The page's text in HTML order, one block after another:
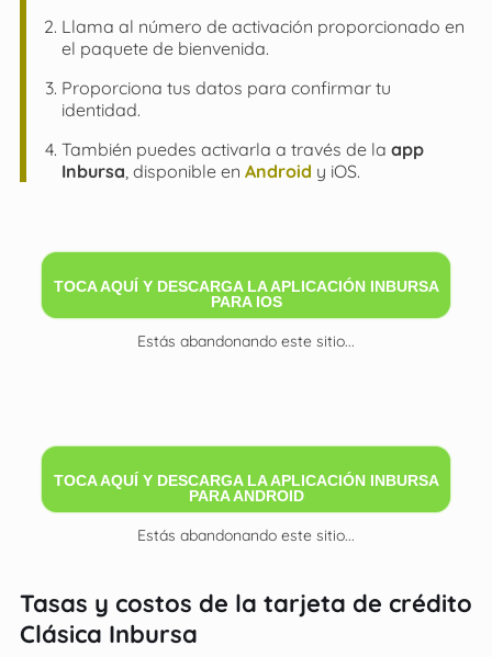
Llama al número de activación proporcionado en
el paquete de bienvenida.
Proporciona tus datos para confirmar tu
identidad.
También puedes activarla a través de la app
Inbursa, disponible en Android y iOS.
TOCA AQUÍ Y DESCARGA LA APLICACIÓN INBURSA
PARA IOS
Estás abandonando este sitio...
TOCA AQUÍ Y DESCARGA LA APLICACIÓN INBURSA
PARA ANDROID
Estás abandonando este sitio...
Tasas y costos de la tarjeta de crédito
Clásica Inbursa